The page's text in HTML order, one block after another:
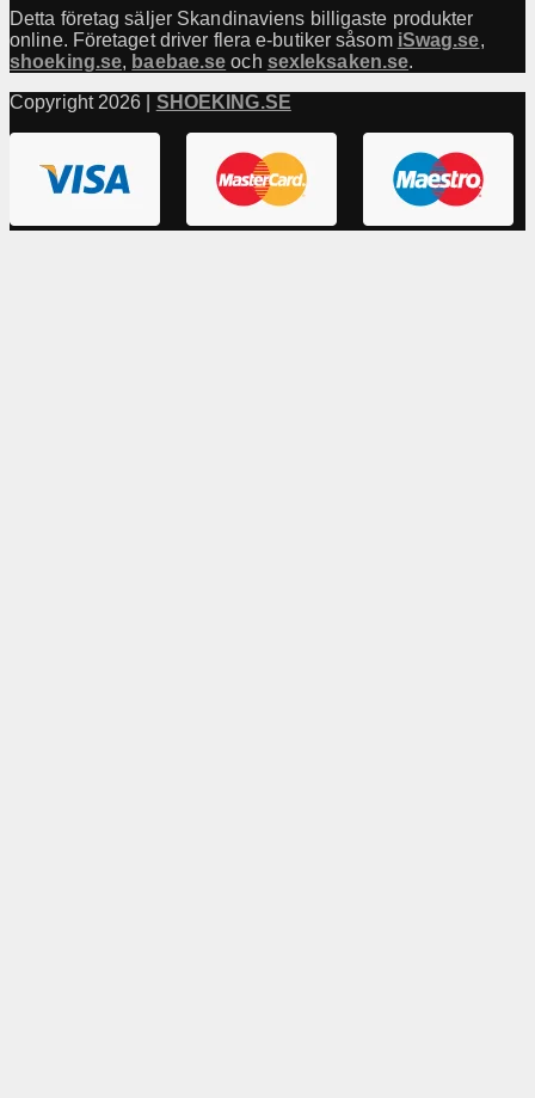
Detta företag säljer Skandinaviens billigaste produkter
online. Företaget driver flera e-butiker såsom iSwag.se,
shoeking.se, baebae.se och sexleksaken.se.
Copyright 2026 | SHOEKING.SE